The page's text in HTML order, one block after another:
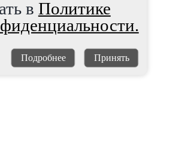
в Политике
Подробнее Принять